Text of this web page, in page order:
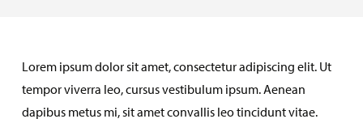
Lorem ipsum dolor sit amet, consectetur adipiscing elit. Ut
tempor viverra leo, cursus vestibulum ipsum. Aenean
dapibus metus mi, sit amet convallis leo tincidunt vitae.